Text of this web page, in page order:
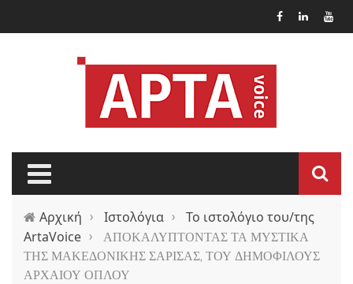
Αρχική › Ιστολόγια ›
Το ιστολόγιο του/της
ArtaVoice ›
ΑΠΟΚΑΛΥΠΤΟΝΤΑΣ ΤΑ ΜΥΣΤΙΚΑ
ΤΗΣ ΜΑΚΕΔΟΝΙΚΗΣ ΣΑΡΙΣΑΣ, ΤΟΥ ΔΗΜΟΦΙΛΟΥΣ
ΑΡΧΑΙΟΥ ΟΠΛΟΥ